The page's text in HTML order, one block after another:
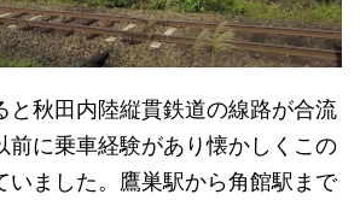
と秋田内陸縦貫鉄道の線路が合流
前に乗車経験があり懐かしくこの
いました。鷹巣駅から角館駅まで